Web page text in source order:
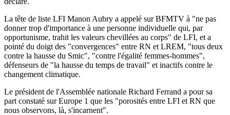
La tête de liste LFI Manon Aubry a appelé sur BFMTV à "ne pas
donner trop d'importance à une personne individuelle qui, par
opportunisme, trahit les valeurs chevillées au corps" de LFI, et a
pointé du doigt des "convergences" entre RN et LREM, "tous deux
contre la hausse du Smic", "contre l'égalité femmes-hommes",
défenseurs de "la hausse du temps de travail" et inactifs contre le
changement climatique.
Le président de l'Assemblée nationale Richard Ferrand a pour sa
part constaté sur Europe 1 que les "porosités entre LFI et RN que
nous observons, là, s'incarnent".